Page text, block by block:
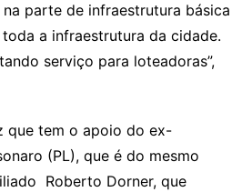
na parte de infraestrutura básica
a infraestrutura da cidade.
serviço para loteadoras”,
que tem o apoio do ex-
(PL), que é do mesmo
Roberto Dorner, que